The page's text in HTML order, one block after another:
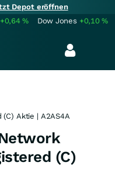
Depot eröffnen
+0,64% Dow Jones +0,10%
Aktie | A2AS4A
(C)